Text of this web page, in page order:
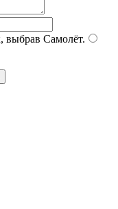
выбрав Самолёт.